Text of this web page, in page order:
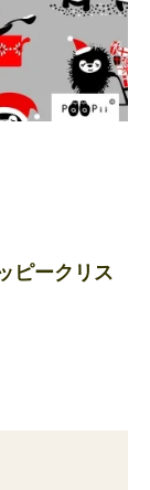
ピークリス